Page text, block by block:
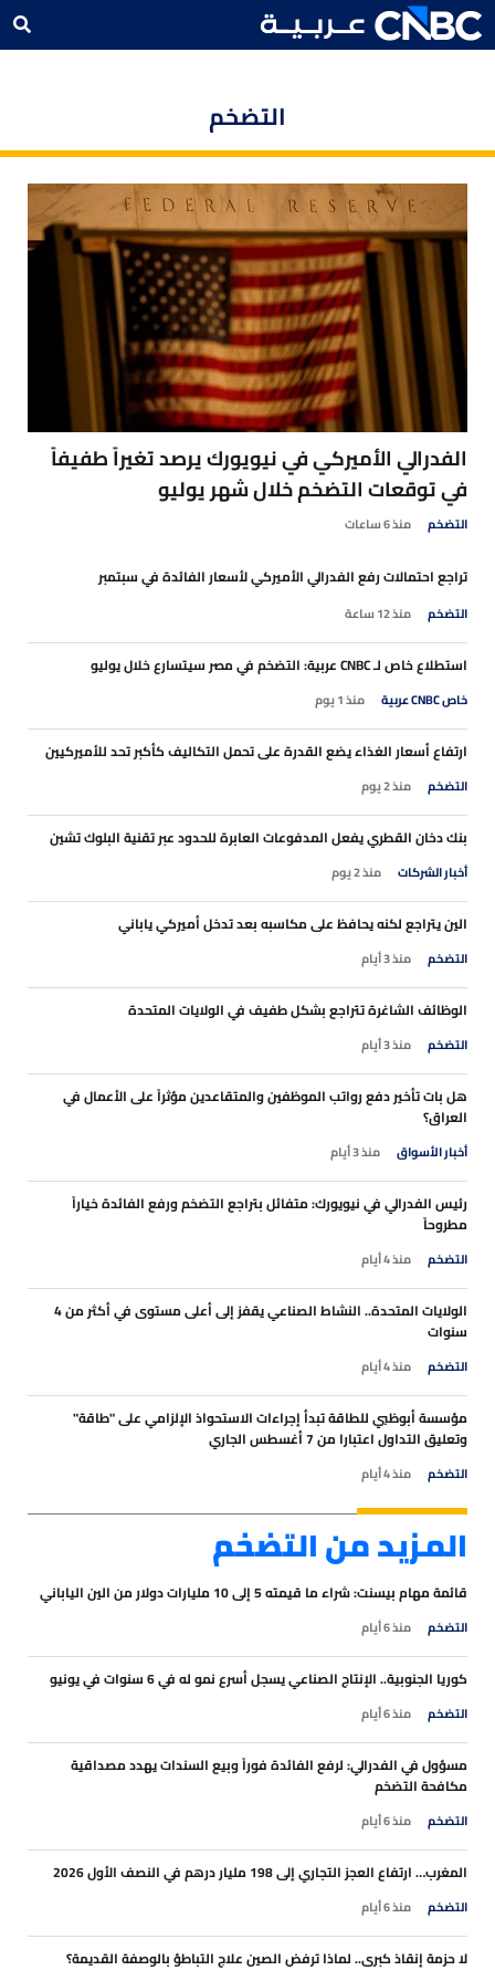
التضخم
الفدرالي الأميركي في نيويورك يرصد تغيراً طفيفاً
في توقعات التضخم خلال شهر يوليو
التضخم منذ 6 ساعات
تراجع احتمالات رفع الفدرالي الأميركي لأسعار الفائدة في سبتمبر
التضخم منذ 12 ساعة
استطلاع خاص لـ CNBC عربية: التضخم في مصر سيتسارع خلال يوليو
خاص CNBC عربية منذ 1 يوم
ارتفاع أسعار الغذاء يضع القدرة على تحمل التكاليف كأكبر تحد للأميركيين
التضخم منذ 2 يوم
بنك دخان القطري يفعل المدفوعات العابرة للحدود عبر تقنية البلوك تشين
أخبار الشركات منذ 2 يوم
الين يتراجع لكنه يحافظ على مكاسبه بعد تدخل أميركي ياباني
التضخم منذ 3 أيام
الوظائف الشاغرة تتراجع بشكل طفيف في الولايات المتحدة
التضخم منذ 3 أيام
هل بات تأخير دفع رواتب الموظفين والمتقاعدين مؤثراً على الأعمال في
العراق؟
أخبار الأسواق منذ 3 أيام
رئيس الفدرالي في نيويورك: متفائل بتراجع التضخم ورفع الفائدة خياراً
مطروحاً
التضخم منذ 4 أيام
الولايات المتحدة.. النشاط الصناعي يقفز إلى أعلى مستوى في أكثر من 4
سنوات
التضخم منذ 4 أيام
مؤسسة أبوظبي للطاقة تبدأ إجراءات الاستحواذ الإلزامي على "طاقة"
وتعليق التداول اعتبارا من 7 أغسطس الجاري
التضخم منذ 4 أيام
المزيد منالتضخم
قائمة مهام بيسنت: شراء ما قيمته 5 إلى 10 مليارات دولار من الين الياباني
التضخم منذ 6 أيام
كوريا الجنوبية.. الإنتاج الصناعي يسجل أسرع نمو له في 6 سنوات في يونيو
التضخم منذ 6 أيام
مسؤول في الفدرالي: لرفع الفائدة فوراً وبيع السندات يهدد مصداقية
مكافحة التضخم
التضخم منذ 6 أيام
المغرب… ارتفاع العجز التجاري إلى 198 مليار درهم في النصف الأول 2026
التضخم منذ 6 أيام
لا حزمة إنقاذ كبرى.. لماذا ترفض الصين علاج التباطؤ بالوصفة القديمة؟